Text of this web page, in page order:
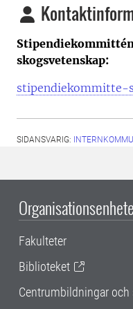
skogsvetenskap:
stipendiekommitte-
SIDANSVARIG:
Fakulteter
Biblioteket
Centrumbildningar